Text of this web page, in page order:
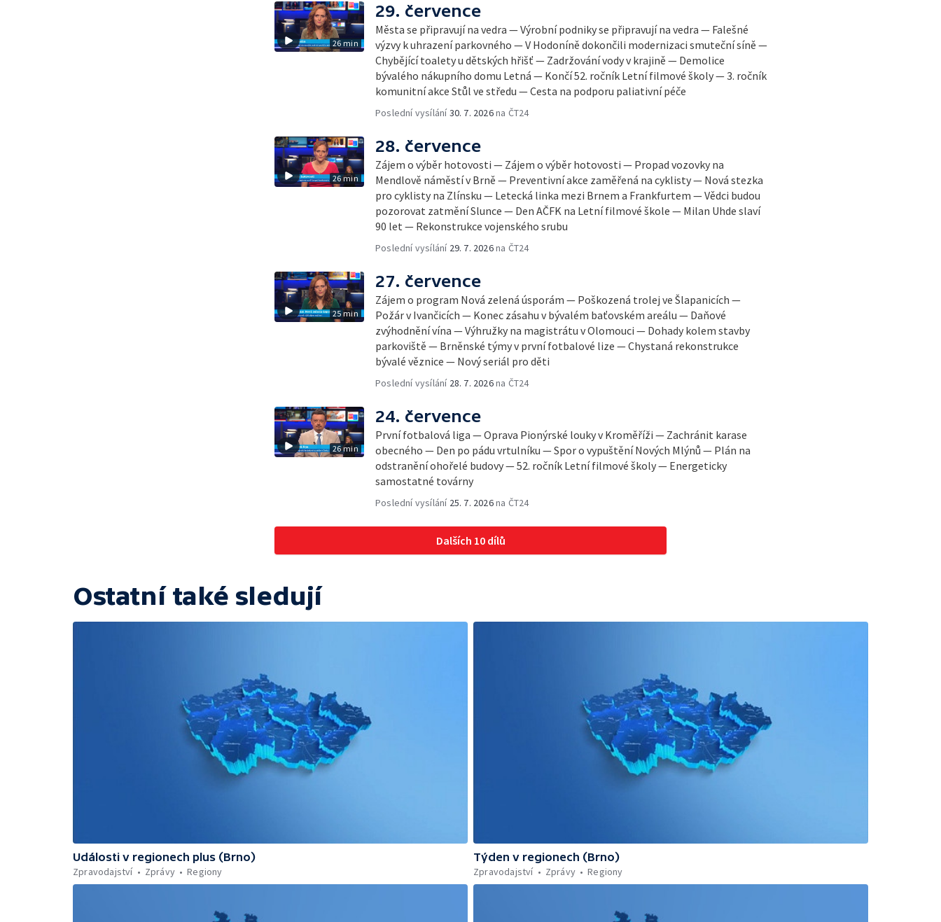
26 min
29. července
Města se připravují na vedra — Výrobní podniky se připravují na vedra — Falešné
výzvy k uhrazení parkovného — V Hodoníně dokončili modernizaci smuteční síně —
Chybějící toalety u dětských hřišť — Zadržování vody v krajině — Demolice
bývalého nákupního domu Letná — Končí 52. ročník Letní filmové školy — 3. ročník
komunitní akce Stůl ve středu — Cesta na podporu paliativní péče
Poslední vysílání30. 7. 2026na ČT24
26 min
28. července
Zájem o výběr hotovosti — Zájem o výběr hotovosti — Propad vozovky na
Mendlově náměstí v Brně — Preventivní akce zaměřená na cyklisty — Nová stezka
pro cyklisty na Zlínsku — Letecká linka mezi Brnem a Frankfurtem — Vědci budou
pozorovat zatmění Slunce — Den AČFK na Letní filmové škole — Milan Uhde slaví
90 let — Rekonstrukce vojenského srubu
Poslední vysílání 29. 7. 2026na ČT24
25 min
27. července
Zájem o program Nová zelená úsporám — Poškozená trolej ve Šlapanicích —
Požár v Ivančicích — Konec zásahu v bývalém baťovském areálu — Daňové
zvýhodnění vína — Výhružky na magistrátu v Olomouci — Dohady kolem stavby
parkoviště — Brněnské týmy v první fotbalové lize — Chystaná rekonstrukce
bývalé věznice — Nový seriál pro děti
Poslední vysílání 28. 7. 2026na ČT24
26 min
24. července
První fotbalová liga — Oprava Pionýrské louky v Kroměříži — Zachránit karase
obecného — Den po pádu vrtulníku — Spor o vypuštění Nových Mlýnů — Plán na
odstranění ohořelé budovy — 52. ročník Letní filmové školy — Energeticky
samostatné továrny
Poslední vysílání 25. 7. 2026na ČT24
Dalších 10 dílů
Ostatní také sledují
Události v regionech plus (Brno)
Zpravodajství
Zprávy Regiony
Týden v regionech (Brno)
Zpravodajství
Zprávy Regiony